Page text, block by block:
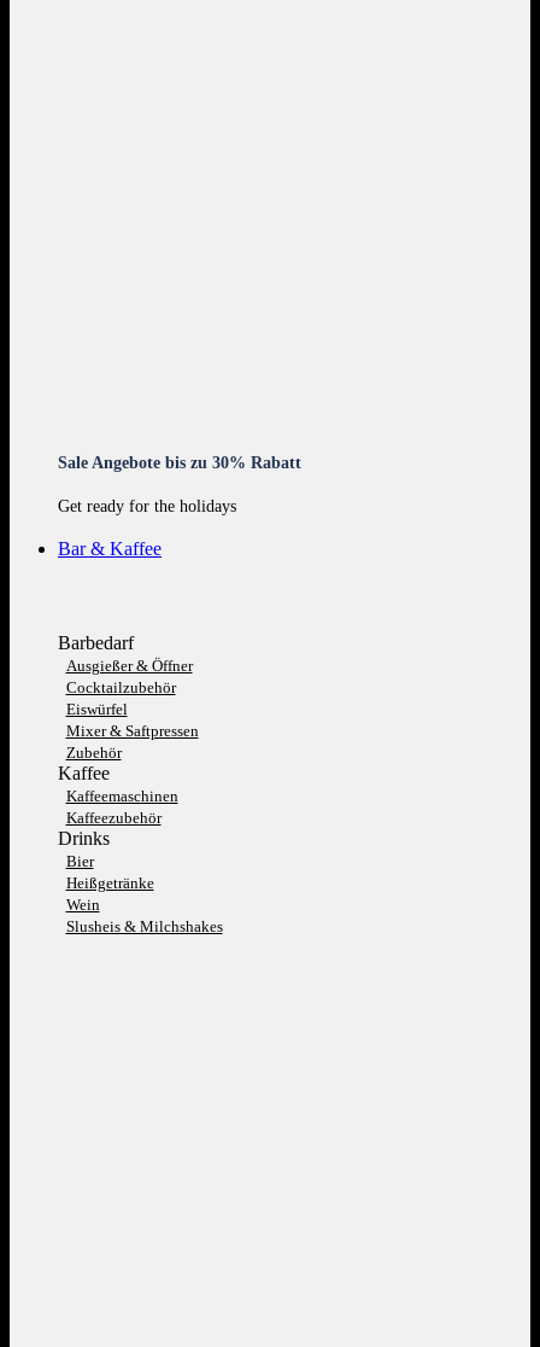
Sale Angebote bis zu 30% Rabatt
Get ready for the holidays
Bar & Kaffee
Barbedarf
Ausgießer & Öffner
Cocktailzubehör
Eiswürfel
Mixer & Saftpressen
Zubehör
Kaffee
Kaffeemaschinen
Kaffeezubehör
Drinks
Bier
Heißgetränke
Wein
Slusheis & Milchshakes